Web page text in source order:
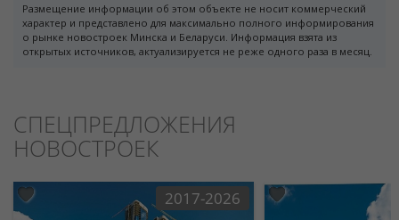
Размещение информации об этом объекте не носит коммерческий
характер и представлено для максимально полного информирования
о рынке новостроек Минска и Беларуси. Информация взята из
открытых источников, актуализируется не реже одного раза в месяц.
СПЕЦПРЕДЛОЖЕНИЯ
НОВОСТРОЕК
2017-2026